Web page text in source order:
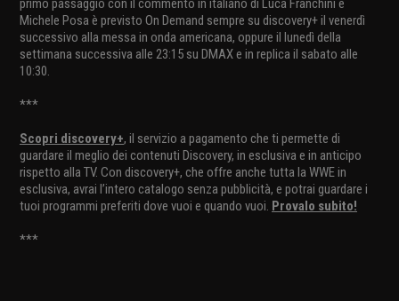
primo passaggio con il commento in italiano di Luca Franchini e
Michele Posa è previsto On Demand sempre su discovery+ il venerdì
successivo alla messa in onda americana, oppure il lunedì della
settimana successiva alle 23:15 su DMAX e in replica il sabato alle
10:30.
***
Scopri discovery+, il servizio a pagamento che ti permette di
guardare il meglio dei contenuti Discovery, in esclusiva e in anticipo
rispetto alla TV. Con discovery+, che offre anche tutta la WWE in
esclusiva, avrai l’intero catalogo senza pubblicità, e potrai guardare i
tuoi programmi preferiti dove vuoi e quando vuoi. Provalo subito!
***